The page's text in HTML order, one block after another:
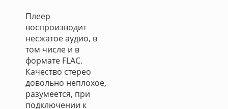
Плеер
воспроизводит
несжатое аудио, в
том числе и в
формате FLAC.
Качество стерео
довольно неплохое,
разумеется, при
подключении к